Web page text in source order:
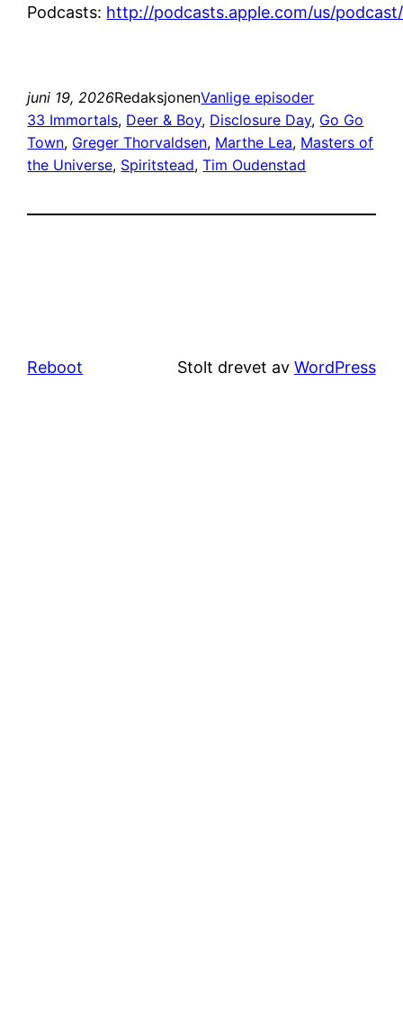
Podcasts: http://podcasts.apple.com/us/podcast/
juni 19, 2026RedaksjonenVanlige episoder
33 Immortals, Deer & Boy, Disclosure Day, Go Go
Town, Greger Thorvaldsen, Marthe Lea, Masters of
the Universe, Spiritstead, Tim Oudenstad
Reboot Stolt drevet av WordPress